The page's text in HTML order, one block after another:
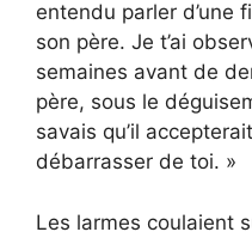
entendu parler d’une
son père. Je t’ai
semaines avant de
père, sous le
savais qu’il
débarrasser de toi. »
Les larmes coulaient